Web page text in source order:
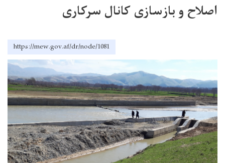
اصلاح و بازسازی کانال سرکاری
https://mew.gov.af/dr/node/1081